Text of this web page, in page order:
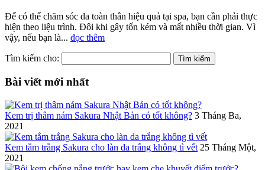
Để có thể chăm sóc da toàn thân hiệu quả tại spa, bạn cần phải thực
hiện theo liệu trình. Đôi khi gây tốn kém và mất nhiều thời gian. Vì
vậy, nếu bạn là... đọc thêm
Tìm kiếm cho:
Bài viết mới nhất
Kem trị thâm nám Sakura Nhật Bản có tốt không? 3 Tháng Ba,
2021
Kem tắm trắng Sakura cho làn da trắng không tì vết 25 Tháng Một,
2021